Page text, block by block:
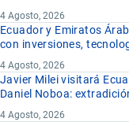
4 Agosto, 2026
Ecuador y Emiratos
con inversiones,
4 Agosto, 2026
Javier Milei visitará
Daniel Noboa:
4 Agosto, 2026